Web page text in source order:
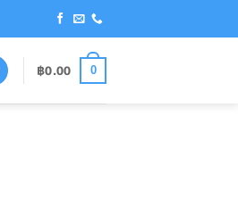
฿0.00 0